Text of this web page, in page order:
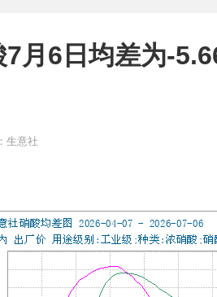
月6日均差为-
生意社